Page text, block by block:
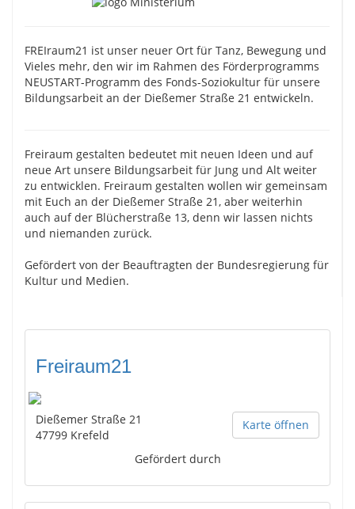
FREIraum21 ist unser neuer Ort für Tanz, Bewegung und
Vieles mehr, den wir im Rahmen des Förderprogramms
NEUSTART-Programm des Fonds-Soziokultur für unsere
Bildungsarbeit an der Dießemer Straße 21 entwickeln.
Freiraum gestalten bedeutet mit neuen Ideen und auf
neue Art unsere Bildungsarbeit für Jung und Alt weiter
zu entwicklen. Freiraum gestalten wollen wir gemeinsam
mit Euch an der Dießemer Straße 21, aber weiterhin
auch auf der Blücherstraße 13, denn wir lassen nichts
und niemanden zurück.
Gefördert von der Beauftragten der Bundesregierung für
Kultur und Medien.
Freiraum21
Karte öffnen
Dießemer Straße 21
47799 Krefeld
Gefördert durch